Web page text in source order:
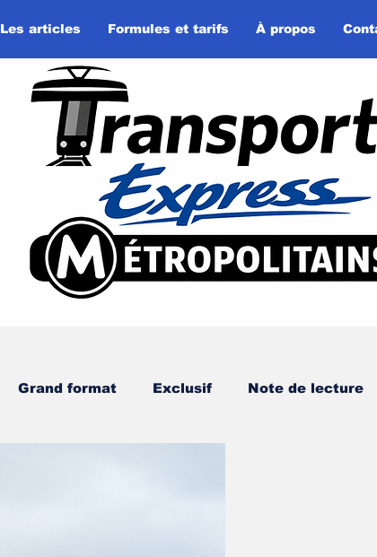
Les articles Formules et tarifs À propos
Grand format Exclusif Note de lecture